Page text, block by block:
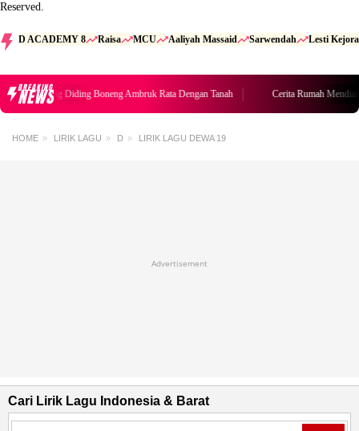
Reserved.
D ACADEMY 8 Raisa MCU Aaliyah Massaid Sarwendah Lesti Kejora
BREAKING
NEWS
Mendiang Diding Boneng Ambruk Rata Dengan Tanah Cerita Rumah
HOME LIRIK LAGU D LIRIK LAGU DEWA 19
Advertisement
Cari Lirik Lagu Indonesia & Barat